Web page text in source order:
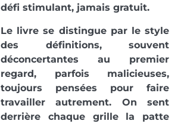
défi stimulant, jamais gratuit.
Le livre se distingue par le style
des définitions, souvent
déconcertantes au premier
regard, parfois malicieuses,
toujours pensées pour faire
travailler autrement. On sent
derrière chaque grille la patte